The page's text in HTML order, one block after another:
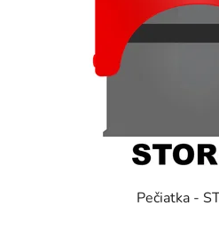
Pečiatka -